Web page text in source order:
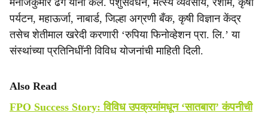
मनोजकुमार ढगे यांनी केले. पशुसंवर्धन, मत्स्य व्यवसाय, रेशीम, कृषी
पर्यटन, महाऊर्जा, नाबार्ड, जिल्हा अग्रणी बँक, कृषी विज्ञान केंद्र
तसेच शेतीमाल खरेदी करणारी ‘रुपिया फिनोव्हेशन प्रा. लि.’ या
संस्थांच्या प्रतिनिधींनी विविध योजनांची माहिती दिली.
Also Read
FPO Success Story: विविध उपक्रमांमधून ‘सातबारा’ कंपनीची